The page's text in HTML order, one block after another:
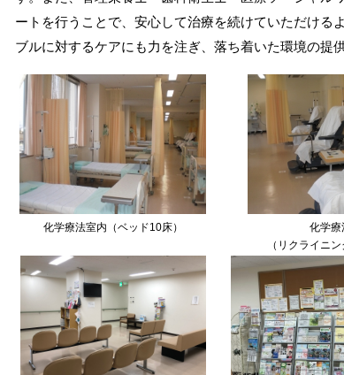
ートを行うことで、安心して治療を続けていただける
ブルに対するケアにも力を注ぎ、落ち着いた環境の提
化学療法室内（ベッド10床）
化学療
（リクライニ